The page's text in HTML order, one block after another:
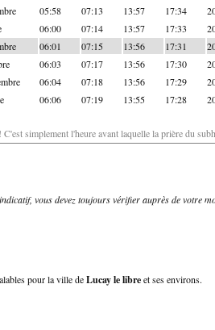
05:58 07:13 13:57 17:34
06:00 07:14 13:57 17:33
06:01 07:15 13:56 17:31
06:03 07:17 13:56 17:30
06:04 07:18 13:56 17:29
06:06 07:19 13:55 17:28
simplement l'heure avant laquelle la prière du
vous devez toujours vérifier auprès de votre
pour la ville deLucay le libreet ses environs.